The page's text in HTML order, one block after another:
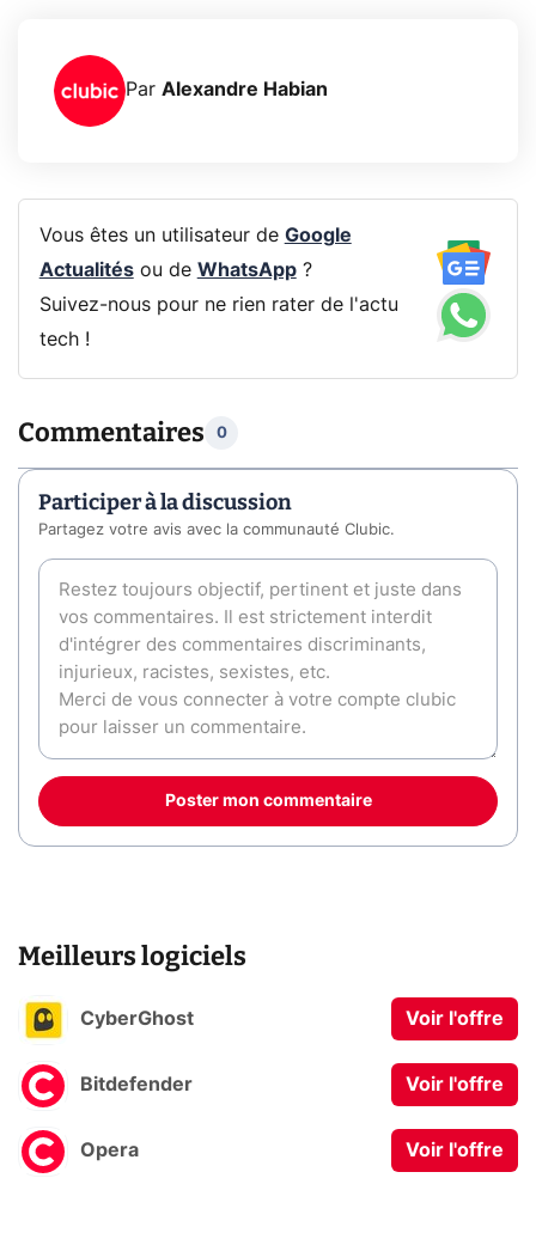
Par Alexandre Habian
Vous êtes un utilisateur de Google
Actualitésou de WhatsApp?
Suivez-nous pour ne rien rater de l'actu
tech !
Commentaires 0
Participer à la discussion
Partagez votre avis avec la communauté Clubic.
Poster mon commentaire
Meilleurs logiciels
CyberGhost Voir l'offre
Bitdefender Voir l'offre
Opera Voir l'offre